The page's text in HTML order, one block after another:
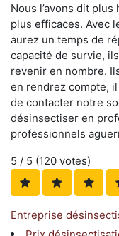
Nous l’avons dit
plus efficaces. Avec
aurez un temps de
capacité de survie,
revenir en nombre.
en rendrez compte,
de contacter notre
désinsectiser en
professionnels
5 / 5 (120 votes)
Entreprise